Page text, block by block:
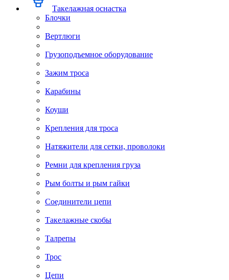
Такелажная оснастка
Блочки
Вертлюги
Грузоподъемное оборудование
Зажим троса
Карабины
Коуши
Крепления для троса
Натяжители для сетки, проволоки
Ремни для крепления груза
Рым болты и рым гайки
Соединители цепи
Такелажные скобы
Талрепы
Трос
Цепи